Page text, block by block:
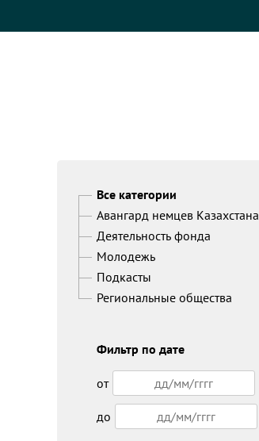
Все категории
Авангард немцев Казахстана
Деятельность фонда
Молодежь
Подкасты
Региональные общества
Фильтр по дате
от
до